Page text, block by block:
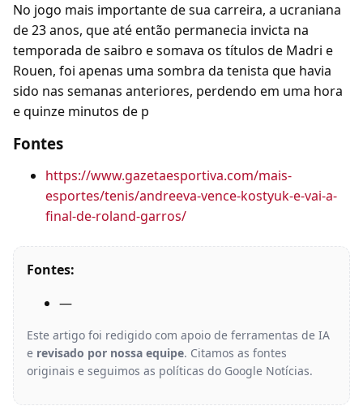
No jogo mais importante de sua carreira, a ucraniana
de 23 anos, que até então permanecia invicta na
temporada de saibro e somava os títulos de Madri e
Rouen, foi apenas uma sombra da tenista que havia
sido nas semanas anteriores, perdendo em uma hora
e quinze minutos de p
Fontes
https://www.gazetaesportiva.com/mais-
esportes/tenis/andreeva-vence-kostyuk-e-vai-a-
final-de-roland-garros/
Fontes:
—
Este artigo foi redigido com apoio de ferramentas de IA
e revisado por nossa equipe. Citamos as fontes
originais e seguimos as políticas do Google Notícias.